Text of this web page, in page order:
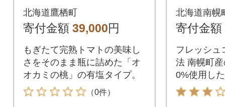
トジュース「オオカ
ミの桃」6本セット
北海道鷹栖町
寄付金額 39,000円
もぎたて完熟トマトの美味し
さをそのまま瓶に詰めた「オ
オカミの桃」の有塩タイプ。
（0件）
「なん
葉のし
北海道南幌
寄付金額
フレッシュ
法 南幌町
0%使用し
汁粉末